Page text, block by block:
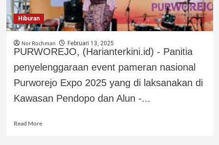
Hiburan
Nor Rochman Februari 13, 2025
PURWOREJO, (Harianterkini.id) - Panitia
penyelenggaraan event pameran nasional
Purworejo Expo 2025 yang di laksanakan di
Kawasan Pendopo dan Alun -...
Read More